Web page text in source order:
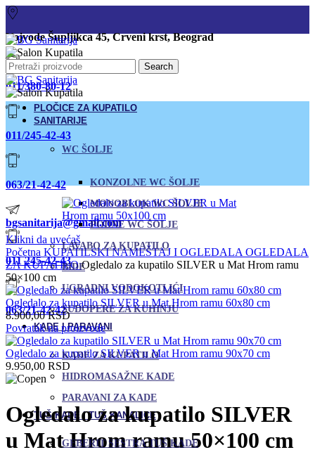
Vojvode Šupljikca 45, Crveni krst, Beograd
011/380-80-12
011/245-42-43
063/21-42-42
bgsanitarija@gmail.com
011 245-42-43
063/21-42-42
Search
PLOČICE ZA KUPATILO
SANITARIJE
WC ŠOLJE
KONZOLNE WC ŠOLJE
MONOBLOK WC ŠOLJE
PODNE WC ŠOLJE
LAVABO ZA KUPATILO
BIDE
UGRADNI VODOKOTLIĆI
SUDOPERE ZA KUHINJU
KADE I PARAVANI
KADE ZA KUPATILO
HIDROMASAŽNE KADE
PARAVANI ZA KADE
TUŠ KADE I TUŠ KANALICE
GEBERIT SESTRA TUŠ KADE
Klikni da uvećaš
Početna KUPATILSKI NAMEŠTAJ I OGLEDALA OGLEDALA
ZA KUPATILOOgledalo za kupatilo SILVER u Mat Hrom ramu
50×100 cm
Ogledalo za kupatilo SILVER u Mat Hrom ramu 60x80 cm
8.900,00RSD
Povratak na proizvode
Ogledalo za kupatilo SILVER u Mat Hrom ramu 90x70 cm
9.950,00 RSD
Ogledalo za kupatilo SILVER
u Mat Hrom ramu 50×100 cm